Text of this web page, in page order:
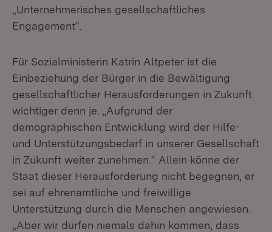
„Unternehmerisches gesellschaftliches
Engagement“.
Für Sozialministerin Katrin Altpeter ist die
Einbeziehung der Bürger in die Bewältigung
gesellschaftlicher Herausforderungen in Zukunft
wichtiger denn je. „Aufgrund der
demographischen Entwicklung wird der Hilfe-
und Unterstützungsbedarf in unserer Gesellschaft
in Zukunft weiter zunehmen.“ Allein könne der
Staat dieser Herausforderung nicht begegnen, er
sei auf ehrenamtliche und freiwillige
Unterstützung durch die Menschen angewiesen.
„Aber wir dürfen niemals dahin kommen, dass